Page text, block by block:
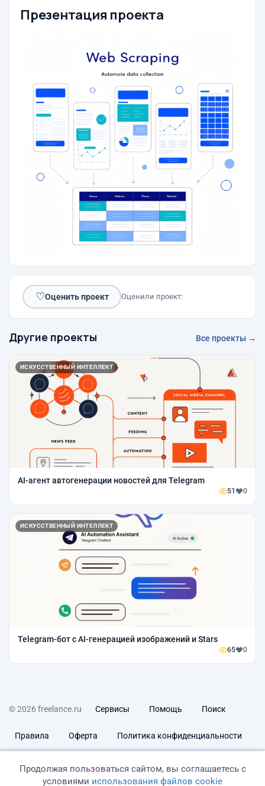
Презентация проекта
♡Оценить проект Оценили проект:
Другие проекты Все проекты →
ИСКУССТВЕННЫЙ ИНТЕЛЛЕКТ
AI-агент автогенерации новостей для Telegram
51 0
ИСКУССТВЕННЫЙ ИНТЕЛЛЕКТ
Telegram-бот с AI-генерацией изображений и Stars
65 0
© 2026 freelance.ru Сервисы Помощь Поиск
Правила Оферта Политика конфиденциальности
Продолжая пользоваться сайтом, вы соглашаетесь с
условиями использования файлов cookie